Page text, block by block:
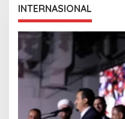
INTERNASIONAL